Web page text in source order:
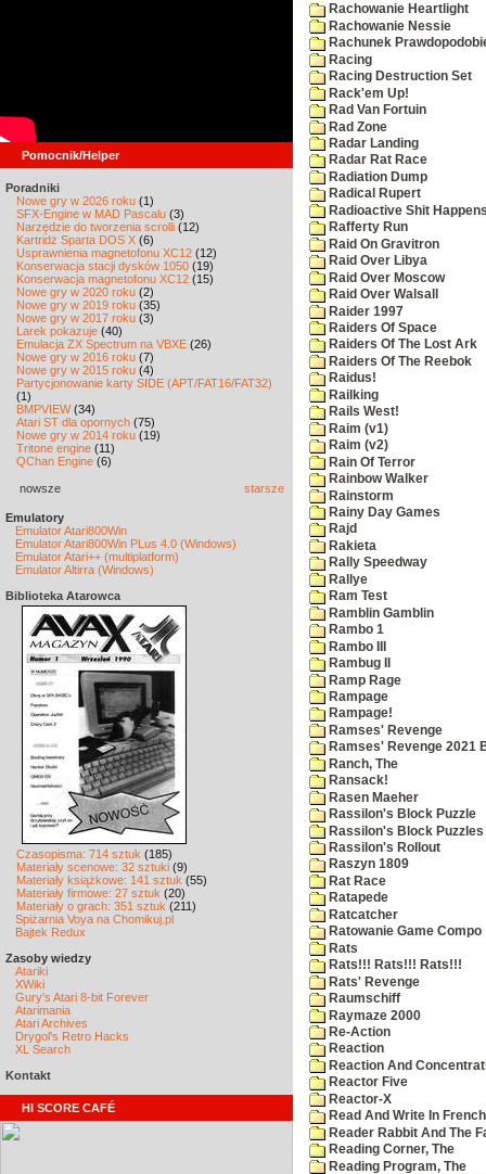
Pomocnik/Helper
Poradniki
Nowe gry w 2026 roku (1)
SFX-Engine w MAD Pascalu (3)
Narzędzie do tworzenia scrolli (12)
Kartridż Sparta DOS X (6)
Usprawnienia magnetofonu XC12 (12)
Konserwacja stacji dysków 1050 (19)
Konserwacja magnetofonu XC12 (15)
Nowe gry w 2020 roku (2)
Nowe gry w 2019 roku (35)
Nowe gry w 2017 roku (3)
Larek pokazuje (40)
Emulacja ZX Spectrum na VBXE (26)
Nowe gry w 2016 roku (7)
Nowe gry w 2015 roku (4)
Partycjonowanie karty SIDE (APT/FAT16/FAT32)
(1)
BMPVIEW(34)
Atari ST dla opornych (75)
Nowe gry w 2014 roku (19)
Tritone engine (11)
QChan Engine (6)
nowsze starsze
Emulatory
Emulator Atari800Win
Emulator Atari800Win PLus 4.0 (Windows)
Emulator Atari++ (multiplatform)
Emulator Altirra (Windows)
Biblioteka Atarowca
Czasopisma: 714 sztuk (185)
Materiały scenowe: 32 sztuki (9)
Materiały książkowe: 141 sztuk (55)
Materiały firmowe: 27 sztuk (20)
Materiały o grach: 351 sztuk (211)
Spiżarnia Voya na Chomikuj.pl
Bajtek Redux
Zasoby wiedzy
Atariki
XWiki
Gury's Atari 8-bit Forever
Atarimania
Atari Archives
Drygol's Retro Hacks
XL Search
Kontakt
HI SCORE CAFÉ
Rachowanie Heartlight
Rachowanie Nessie
Rachunek
Racing
Racing Destruction Set
Rack'em Up!
Rad Van Fortuin
Rad Zone
Radar Landing
Radar Rat Race
Radiation Dump
Radical Rupert
Radioactive Shit
Rafferty Run
Raid On Gravitron
Raid Over Libya
Raid Over Moscow
Raid Over Walsall
Raider 1997
Raiders Of Space
Raiders Of The Lost Ark
Raiders Of The Reebok
Raidus!
Railking
Rails West!
Raim (v1)
Raim (v2)
Rain Of Terror
Rainbow Walker
Rainstorm
Rainy Day Games
Rajd
Rakieta
Rally Speedway
Rallye
Ram Test
Ramblin Gamblin
Rambo 1
Rambo III
Rambug II
Ramp Rage
Rampage
Rampage!
Ramses' Revenge
Ramses' Revenge 2021
Ranch, The
Ransack!
Rasen Maeher
Rassilon's Block Puzzle
Rassilon's Block Puzzles
Rassilon's Rollout
Raszyn 1809
Rat Race
Ratapede
Ratcatcher
Ratowanie Game Compo
Rats
Rats!!! Rats!!! Rats!!!
Rats' Revenge
Raumschiff
Raymaze 2000
Re-Action
Reaction
Reaction And
Reactor Five
Reactor-X
Read And Write In
Reader Rabbit And The
Reading Corner, The
Reading Program, The